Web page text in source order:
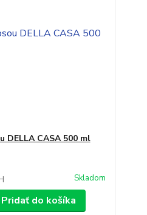
DELLA CASA 500 ml
Skladom
Pridať do košíka